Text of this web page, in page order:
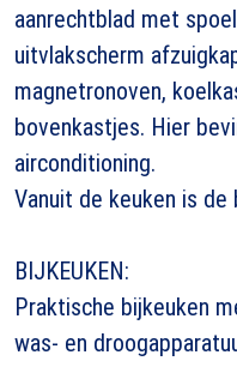
aanrechtblad met
uitvlakscherm
magnetronoven,
bovenkastjes. Hier
airconditioning.
Vanuit de keuken is
BIJKEUKEN:
Praktische bijkeuken
was- en